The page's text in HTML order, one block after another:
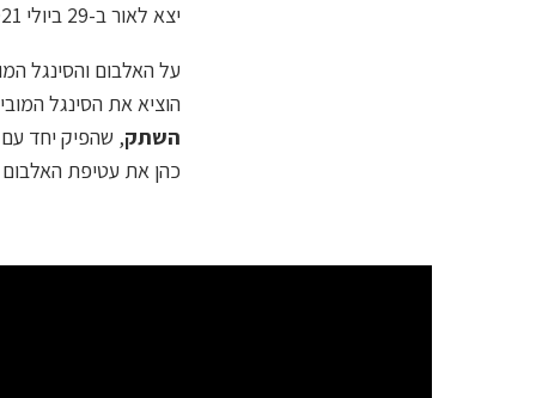
יצא לאור ב-29 ביולי 2021, על ידי חברת התקליטים שיגולה רקורדס.
הוציא את הסינגל
השתק, שהפיק יחד עם ריג'ויסר. ב-15
כהן את עטיפת